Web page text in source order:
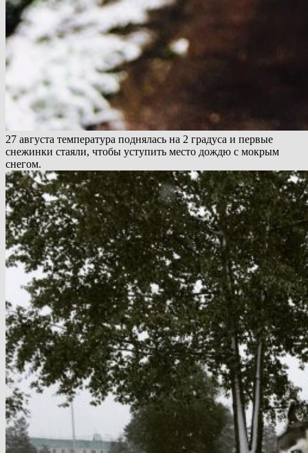
27 августа температура поднялась на 2 градуса и первые
снежинки стаяли, чтобы уступить место дождю с мокрым
снегом.